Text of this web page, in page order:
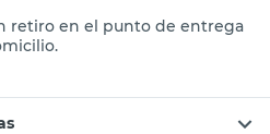
retiro en el punto de entrega